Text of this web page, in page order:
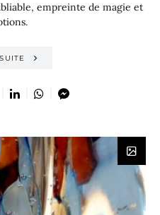
empreinte de magie et